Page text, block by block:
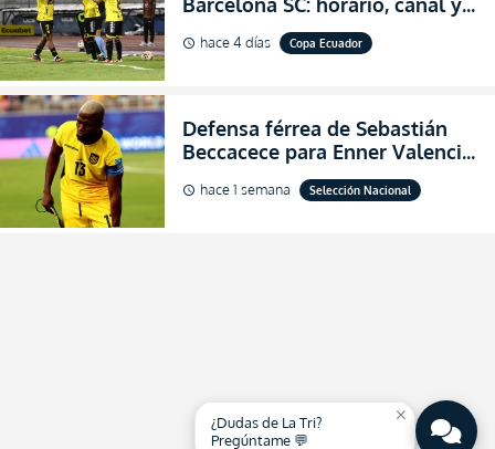
dónde ver EN VIVO los octavos
de final de la Copa Ecuador
schedule hace 4 días Copa Ecuador
Defensa férrea de Sebastián
Beccacece para Enner Valencia
al indicar que era el hombre
indicado para Ecuador
schedule hace 1 semana Selección Nacional
close
¿Dudas de La Tri?
Pregúntame 💬